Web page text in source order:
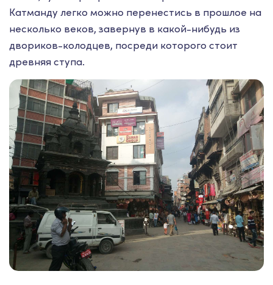
Катманду легко можно перенестись в прошлое на
несколько веков, завернув в какой-нибудь из
двориков-колодцев, посреди которого стоит
древняя ступа.